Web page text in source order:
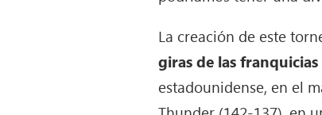
La creación de este
giras de las
estadounidense, en el